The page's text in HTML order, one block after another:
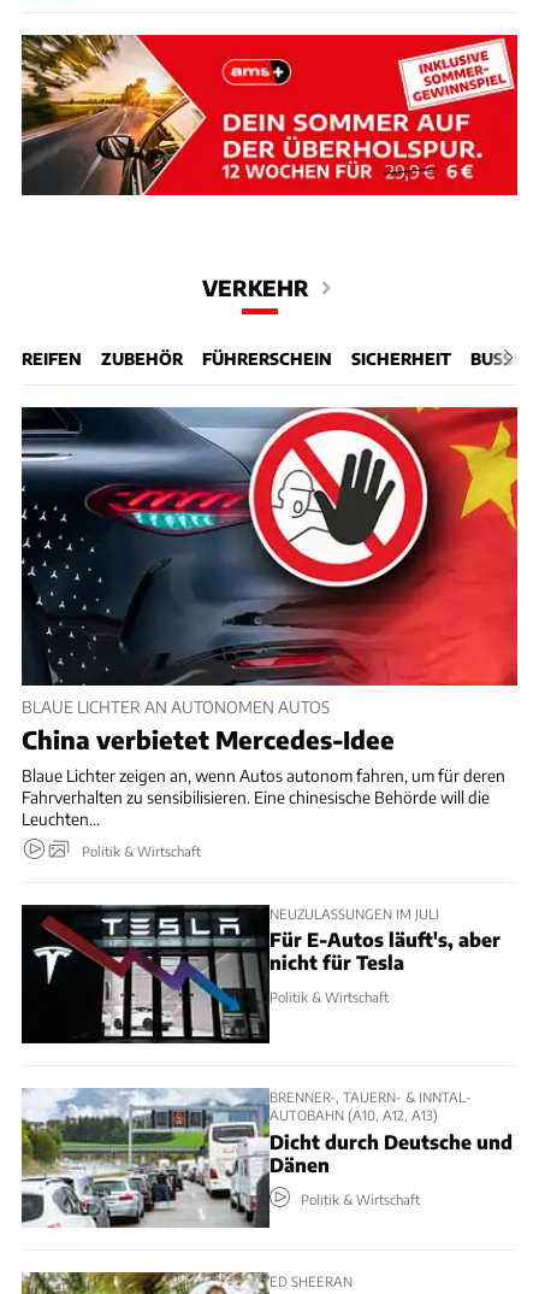
VERKEHR
REIFEN ZUBEHÖR FÜHRERSCHEIN SICHERHEIT
BLAUE LICHTER AN AUTONOMEN AUTOS
China verbietet Mercedes-Idee
Blaue Lichter zeigen an, wenn Autos autonom fahren, um für deren
Fahrverhalten zu sensibilisieren. Eine chinesische Behörde will die
Leuchten...
Politik & Wirtschaft
NEUZULASSUNGEN IM JULI
Für E-Autos läuft's, aber
nicht für Tesla
Politik & Wirtschaft
BRENNER-, TAUERN- & INNTAL-
AUTOBAHN (A10, A12, A13)
Dicht durch Deutsche und
Dänen
Politik & Wirtschaft
ED SHEERAN